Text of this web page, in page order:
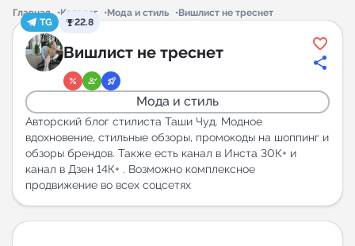
Каталог каналов
Каталог ботов
Горящие предложения
Индекс читаемости каналов в Telegram
New
Аналитика MAX каналов
Главная Каталог Мода и стиль
Вишлист не треснет
TG
22.8
Вишлист не треснет
Мода и стиль
Авторский блог стилиста Таши Чуд. Модное
вдохновение, стильные обзоры, промокоды на шоппинг и
обзоры брендов. Также есть канал в Инста 30К+ и
канал в Дзен 14К+ . Возможно комплексное
продвижение во всех соцсетях